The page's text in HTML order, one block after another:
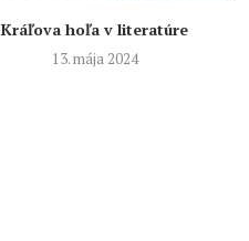
Kráľova hoľa v literatúre
13. mája 2024